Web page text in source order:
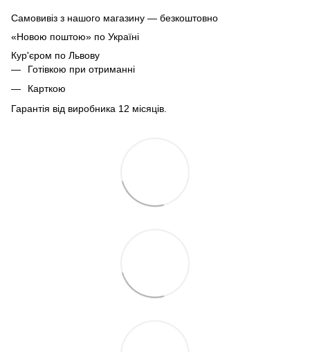
Самовивіз з нашого магазину — безкоштовно
«Новою поштою» по Україні
Кур'єром по Львову
Готівкою при отриманні
Карткою
Гарантія від виробника 12 місяців.